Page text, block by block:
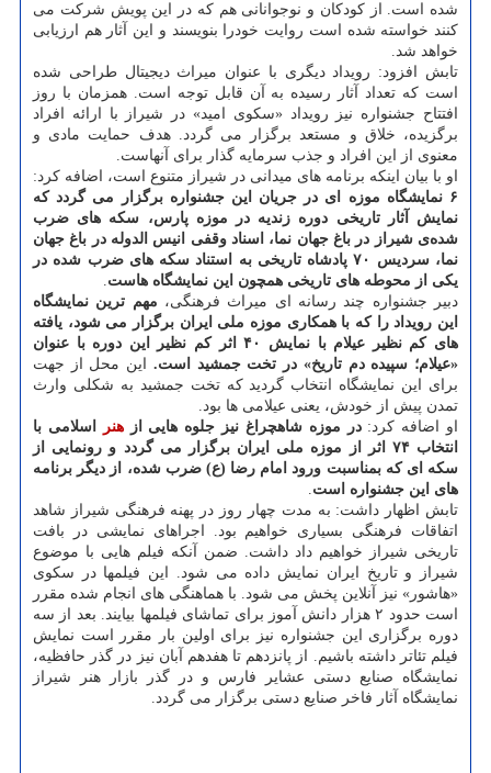
شده است. از کودکان و نوجوانانی هم که در این پویش شرکت می
کنند خواسته شده است روایت خودرا بنویسند و این آثار هم ارزیابی
خواهد شد.
تابش افزود: رویداد دیگری با عنوان میراث دیجیتال طراحی شده
است که تعداد آثار رسیده به آن قابل توجه است. همزمان با روز
افتتاح جشنواره نیز رویداد «سکوی امید» در شیراز با ارائه افراد
برگزیده، خلاق و مستعد برگزار می گردد. هدف حمایت مادی و
معنوی از این افراد و جذب سرمایه گذار برای آنهاست.
او با بیان اینکه برنامه های میدانی در شیراز متنوع است، اضافه کرد:
۶ نمایشگاه موزه ای در جریان این جشنواره برگزار می گردد که
نمایش آثار تاریخی دوره زندیه در موزه پارس، سکه های ضرب
شده‌ی شیراز در باغ جهان نما، اسناد وقفی انیس الدوله در باغ جهان
نما، سردیس ۷۰ پادشاه تاریخی به استناد سکه های ضرب شده در
یکی از محوطه های تاریخی همچون این نمایشگاه هاست.
دبیر جشنواره چند رسانه ای میراث فرهنگی، مهم ترین نمایشگاه
این رویداد را که با همکاری موزه ملی ایران برگزار می شود، یافته
های کم نظیر عیلام با نمایش ۴۰ اثر کم نظیر این دوره با عنوان
«عیلام؛ سپیده دم تاریخ» در تخت جمشید است. این محل از جهت
برای این نمایشگاه انتخاب گردید که تخت جمشید به شکلی وارث
تمدن پیش از خودش، یعنی عیلامی ها بود.
او اضافه کرد:در موزه شاهچراغ نیز جلوه هایی ازهنر
اسلامی با
انتخاب ۷۴ اثر از موزه ملی ایران برگزار می گردد و رونمایی از
سکه ای که بمناسبت ورود امام رضا (ع) ضرب شده، از دیگر برنامه
های این جشنواره است.
تابش اظهار داشت: به مدت چهار روز در پهنه فرهنگی شیراز شاهد
اتفاقات فرهنگی بسیاری خواهیم بود. اجراهای نمایشی در بافت
تاریخی شیراز خواهیم داد داشت. ضمن آنکه فیلم هایی با موضوع
شیراز و تاریخ ایران نمایش داده می شود. این فیلمها در سکوی
«هاشور» نیز آنلاین پخش می شود. با هماهنگی های انجام شده مقرر
است حدود ۲ هزار دانش آموز برای تماشای فیلمها بیایند. بعد از سه
دوره برگزاری این جشنواره نیز برای اولین بار مقرر است نمایش
فیلم تئاتر داشته باشیم. از پانزدهم تا هفدهم آبان نیز در گذر حافظیه،
نمایشگاه صنایع دستی عشایر فارس و در گذر بازار هنر شیراز
نمایشگاه آثار فاخر صنایع دستی برگزار می گردد.